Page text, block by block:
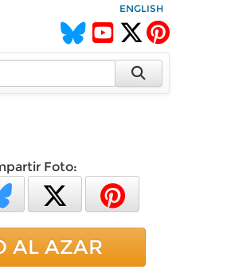
ENGLISH
Foto:
AL AZAR